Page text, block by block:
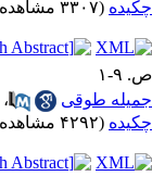
چکیده (۳۳۰۷ مشاهده)
ص. ۹-۱
جمیله طوقی
،
چکیده (۴۲۹۲ مشاهده)